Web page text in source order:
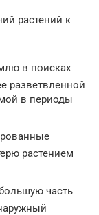
растений к
в поисках
разветвленной
в периоды
растением
часть